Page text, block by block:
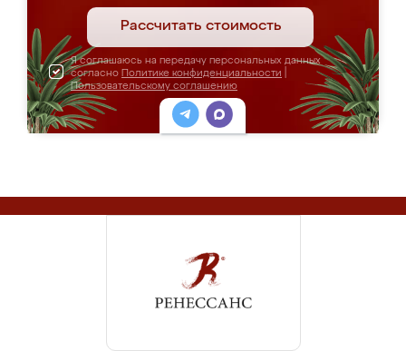
Рассчитать стоимость
Я соглашаюсь на передачу персональных данных
согласно Политике конфиденциальности
Пользовательскому соглашению